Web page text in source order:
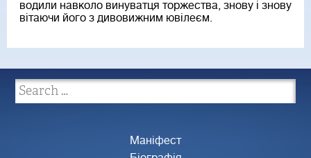
водили навколо винуватця торжества, знову і знову
вітаючи його з дивовижним ювілеєм.
Маніфест